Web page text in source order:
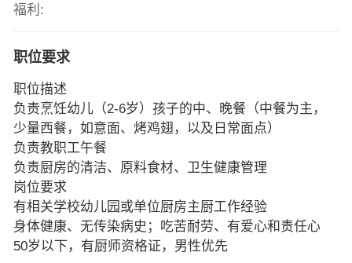
福利:
职位要求
职位描述
负责烹饪幼儿（2-6岁）孩子的中、晚餐（中餐为主，
少量西餐，如意面、烤鸡翅，以及日常面点）
负责教职工午餐
负责厨房的清洁、原料食材、卫生健康管理
岗位要求
有相关学校幼儿园或单位厨房主厨工作经验
身体健康、无传染病史；吃苦耐劳、有爱心和责任心
50岁以下，有厨师资格证，男性优先